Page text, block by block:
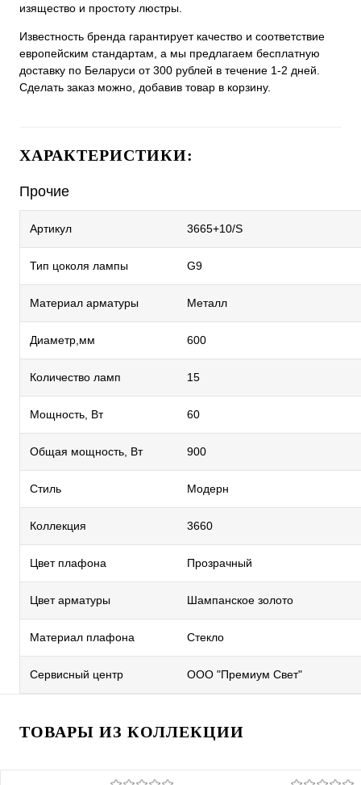
изящество и простоту люстры.
Известность бренда гарантирует качество и соответствие
европейским стандартам, а мы предлагаем бесплатную
доставку по Беларуси от 300 рублей в течение 1-2 дней.
Сделать заказ можно, добавив товар в корзину.
ХАРАКТЕРИСТИКИ:
Прочие
Артикул 3665+10/S
Тип цоколя лампы G9
Материал арматуры Металл
Диаметр,мм 600
Количество ламп 15
Мощность, Вт 60
Общая мощность, Вт 900
Стиль Модерн
Коллекция 3660
Цвет плафона Прозрачный
Цвет арматуры Шампанское золото
Материал плафона Стекло
Сервисный центр ООО "Премиум Свет"
ТОВАРЫ ИЗ КОЛЛЕКЦИИ